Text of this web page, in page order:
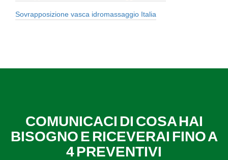
Sovrapposizione vasca idromassaggio Italia
COMUNICACI DI COSA HAI
BISOGNO E RICEVERAI FINO A
4 PREVENTIVI